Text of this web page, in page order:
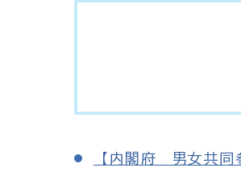
～誰でも
（令和7年
【内閣府 男女共同